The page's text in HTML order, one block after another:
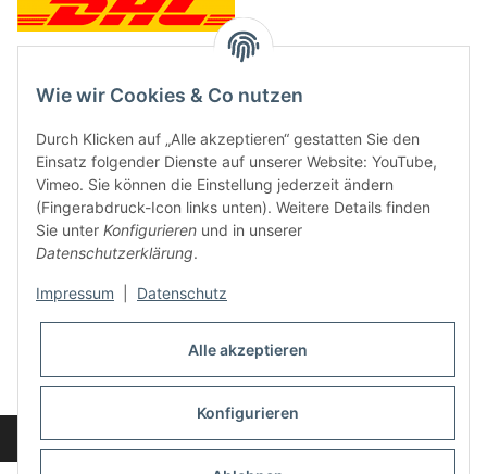
Neben dem Onlineshop haben wir ein Ladengeschäft in Hütten:
Frontline Games
Färbereiweg 3A
24358 Hütten
Oder mit Terminvereinbarung
info@frontlinegames.de
Widerrufsbutton
Wie wir Cookies & Co nutzen
Durch Klicken auf „Alle akzeptieren“ gestatten Sie den
Einsatz folgender Dienste auf unserer Website: YouTube,
Vimeo. Sie können die Einstellung jederzeit ändern
(Fingerabdruck-Icon links unten). Weitere Details finden
Sie unter Konfigurieren und in unserer
Datenschutzerklärung.
Impressum Datenschutz
Alle akzeptieren
Konfigurieren